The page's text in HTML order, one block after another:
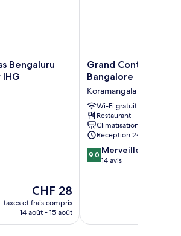
Bengaluru
Le
nouveau
prix
CHF 28
taxes et frais compris
14 août - 15 août
Grand
Continent
Koramangala,
Bangalore
Koramangala
Grand Continent
Bangalore
Koramangala
Wi-Fi gratuit
Restaurant
Climatisation
Réception 24 h/24
9.0
sur
9,0 Merveilleux
14 avis